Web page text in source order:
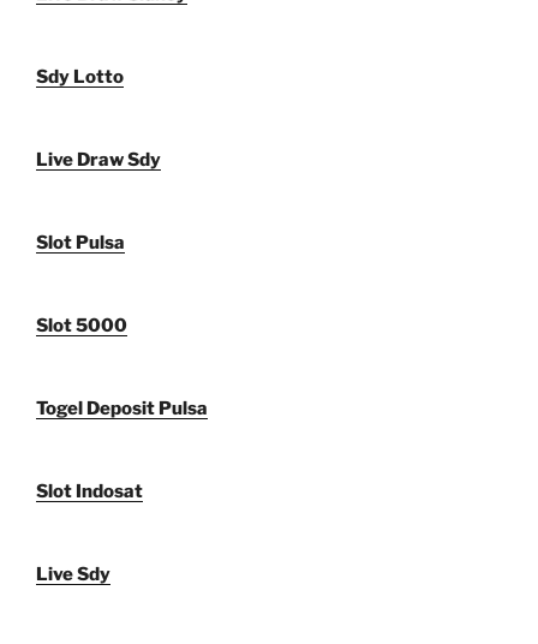
Sdy Lotto
Live Draw Sdy
Slot Pulsa
Slot 5000
Togel Deposit Pulsa
Slot Indosat
Live Sdy